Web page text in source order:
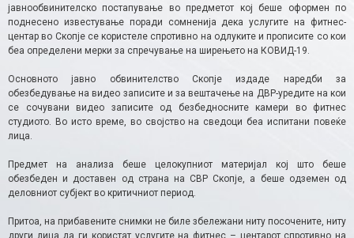
јавнообвинителско постапување во предметот кој беше оформен по
поднесено известување поради сомненија дека услугите на фитнес-
центар во Скопје се користеле спротивно на одлуките и прописите со кои
беа определени мерки за спречување на ширењето на КОВИД-19.
Основното јавно обвинителство Скопје издаде наредби за
обезбедување на видео записите и за вештачење на ДВР-уредите на кои
се сочувани видео записите од безбедносните камери во фитнес
студиото. Во исто време, во својство на сведоци беа испитани повеќе
лица.
Предмет на анализа беше целокупниот материјал кој што беше
обезбеден и доставен од страна на СВР Скопје, а беше одземен од
деловниот субјект во критичниот период.
Притоа, на прибавените снимки не биле збележани ниту посочените, ниту
други лица да ги користат услугите на фитнес – центарот спротивно на